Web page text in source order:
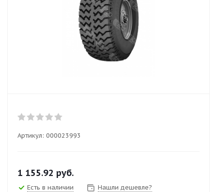
Артикул: 000023993
1 155.92 руб.
Есть в наличии Нашли дешевле?